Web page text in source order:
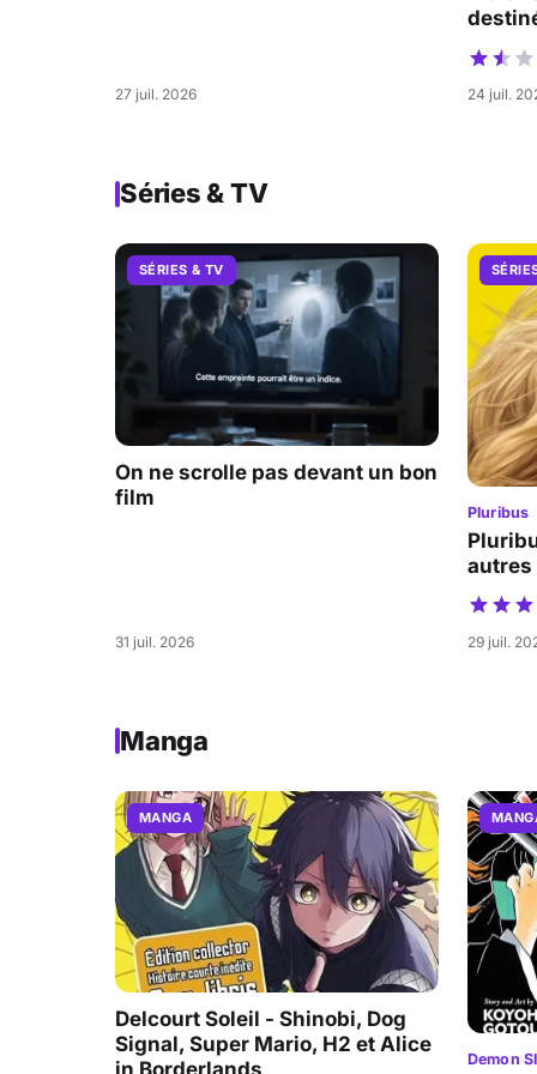
27 juil. 2026 24 juil.
Séries & TV
SÉRIES & TV
On ne scrolle pas devant un bon
film
31 juil. 2026
Pluribus
autres
29 juil.
Manga
MANGA
Delcourt Soleil - Shinobi, Dog
Signal, Super Mario, H2 et Alice
Demon